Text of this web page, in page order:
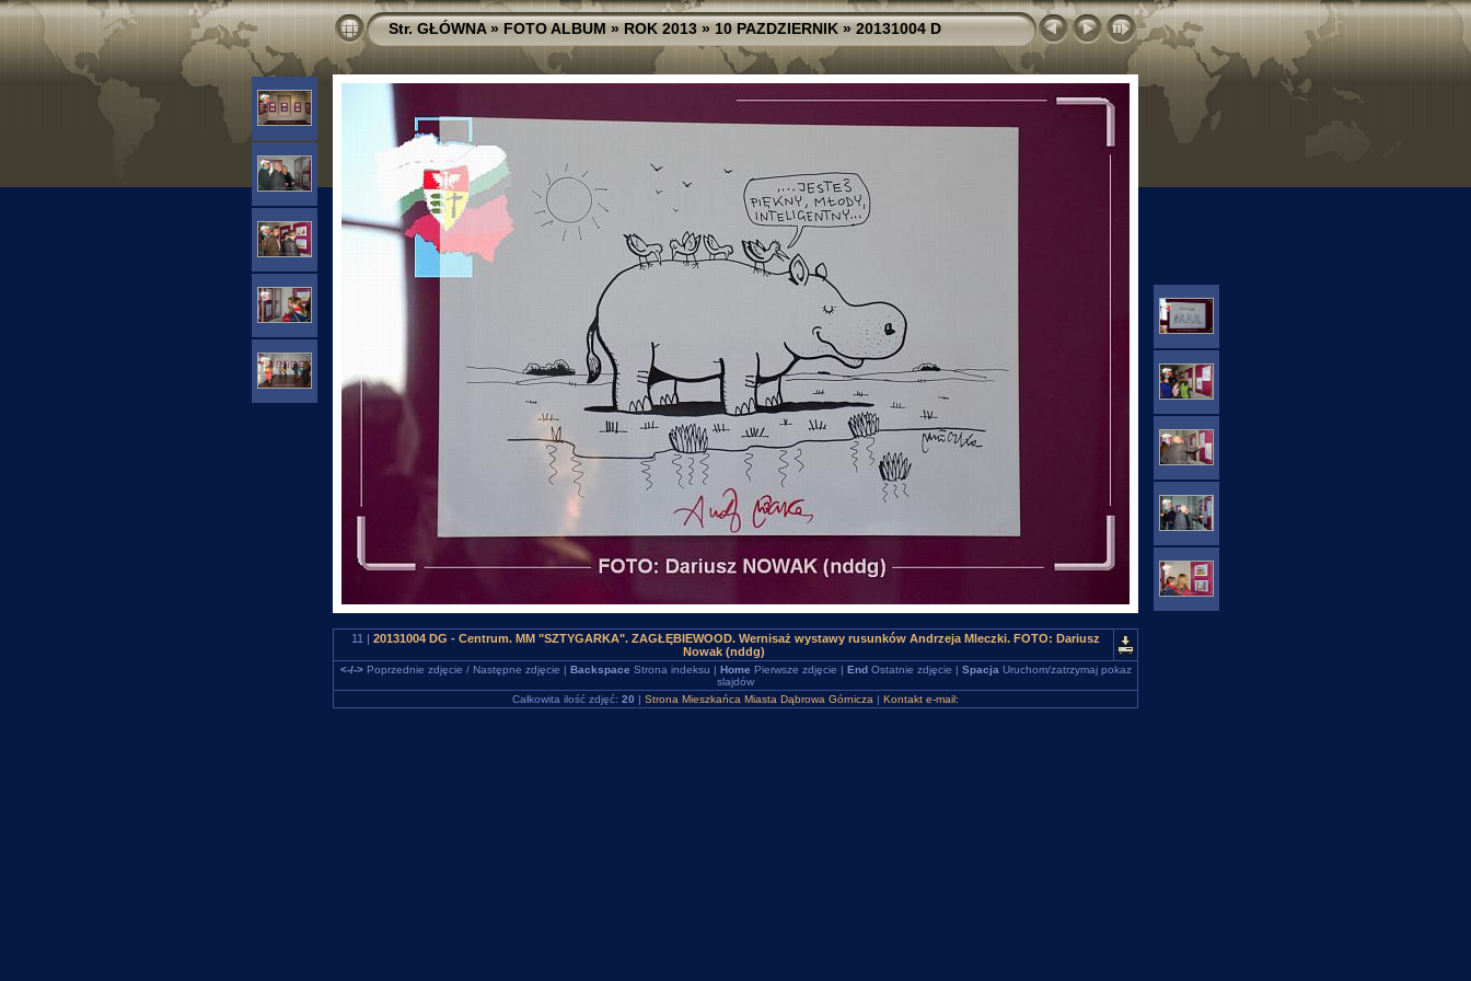
Str. GŁÓWNA»FOTO ALBUM»ROK 2013»10 PAZDZIERNIK»20131004 D
11 | 20131004 DG - Centrum. MM "SZTYGARKA". ZAGŁĘBIEWOOD. Wernisaż wystawy rusunków Andrzeja Mleczki. FOTO: Dariusz
Nowak (nddg)
<-/->Poprzednie zdjęcie / Następne zdjęcie | Backspace Strona indeksu | Home Pierwsze zdjęcie | EndOstatnie zdjęcie | Spacja Uruchom/zatrzymaj pokaz
slajdów
Całkowita ilość zdjęć: 20 | Strona Mieszkańca Miasta Dąbrowa Górnicza | Kontakt e-mail: